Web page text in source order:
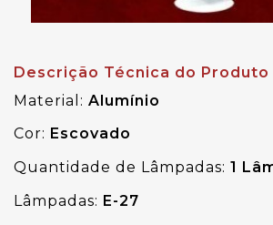
Descrição Técnica do Produto
Material: Alumínio
Cor: Escovado
Quantidade de Lâmpadas: 1
Lâmpadas: E-27